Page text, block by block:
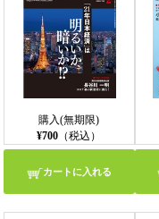
購入(無期限)
¥700 （税込）
カートに入れる